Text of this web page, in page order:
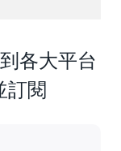
各大平台
訂閱